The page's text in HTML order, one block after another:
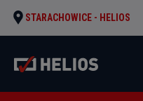
STARACHOWICE - HELIOS